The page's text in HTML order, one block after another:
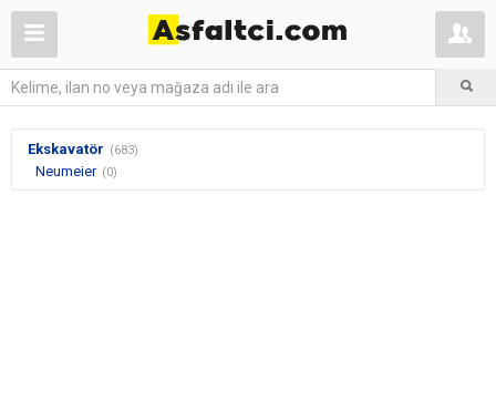
Ekskavatör (683)
Neumeier (0)